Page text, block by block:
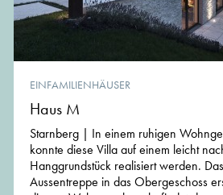
EINFAMILIENHÄUSER
Haus M
Starnberg | In einem ruhigen
konnte diese Villa auf einem leicht
Hanggrundstück realisiert werden.
Aussentreppe in das Obergeschoss